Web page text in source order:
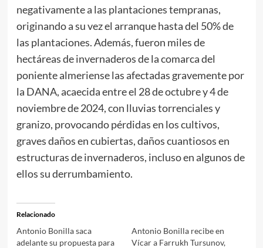
negativamente a las plantaciones tempranas,
originando a su vez el arranque hasta del 50% de
las plantaciones. Además, fueron miles de
hectáreas de invernaderos de la comarca del
poniente almeriense las afectadas gravemente por
la DANA, acaecida entre el 28 de octubre y 4 de
noviembre de 2024, con lluvias torrenciales y
granizo, provocando pérdidas en los cultivos,
graves daños en cubiertas, daños cuantiosos en
estructuras de invernaderos, incluso en algunos de
ellos su derrumbamiento.
Relacionado
Antonio Bonilla saca
adelante su propuesta para
Antonio Bonilla recibe en
Vícar a Farrukh Tursunov,